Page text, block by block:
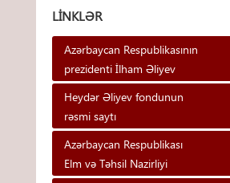
LINKLƏR
Azərbaycan Respublikasının
prezidenti İlham Əliyev
Heydər Əliyev fondunun
rəsmi saytı
Azərbaycan Respublikası
Elm və Təhsil Nazirliyi